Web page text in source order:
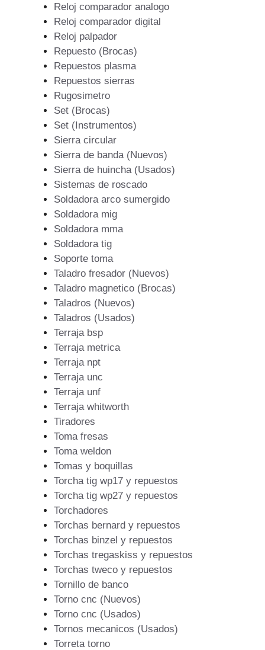
Reloj comparador analogo
Reloj comparador digital
Reloj palpador
Repuesto (Brocas)
Repuestos plasma
Repuestos sierras
Rugosimetro
Set (Brocas)
Set (Instrumentos)
Sierra circular
Sierra de banda (Nuevos)
Sierra de huincha (Usados)
Sistemas de roscado
Soldadora arco sumergido
Soldadora mig
Soldadora mma
Soldadora tig
Soporte toma
Taladro fresador (Nuevos)
Taladro magnetico (Brocas)
Taladros (Nuevos)
Taladros (Usados)
Terraja bsp
Terraja metrica
Terraja npt
Terraja unc
Terraja unf
Terraja whitworth
Tiradores
Toma fresas
Toma weldon
Tomas y boquillas
Torcha tig wp17 y repuestos
Torcha tig wp27 y repuestos
Torchadores
Torchas bernard y repuestos
Torchas binzel y repuestos
Torchas tregaskiss y repuestos
Torchas tweco y repuestos
Tornillo de banco
Torno cnc (Nuevos)
Torno cnc (Usados)
Tornos mecanicos (Usados)
Torreta torno